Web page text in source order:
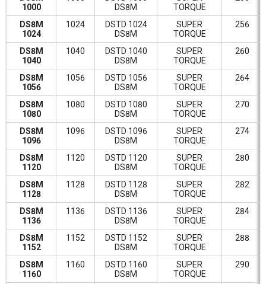
1000
DS8M
TORQUE
DS8M
1024
1024
DSTD 1024
DS8M
SUPER
TORQUE
256
DS8M
1040
1040
DSTD 1040
DS8M
SUPER
TORQUE
260
DS8M
1056
1056
DSTD 1056
DS8M
SUPER
TORQUE
264
DS8M
1080
1080
DSTD 1080
DS8M
SUPER
TORQUE
270
DS8M
1096
1096
DSTD 1096
DS8M
SUPER
TORQUE
274
DS8M
1120
1120
DSTD 1120
DS8M
SUPER
TORQUE
280
DS8M
1128
1128
DSTD 1128
DS8M
SUPER
TORQUE
282
DS8M
1136
1136
DSTD 1136
DS8M
SUPER
TORQUE
284
DS8M
1152
1152
DSTD 1152
DS8M
SUPER
TORQUE
288
DS8M
1160
1160
DSTD 1160
DS8M
SUPER
TORQUE
290